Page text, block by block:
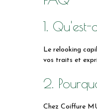
1.
Le relooking
vos traits et
2.
Chez Coiffure